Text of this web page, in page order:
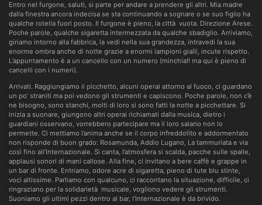
Entro nel furgone, saluti, si parte per andare a prendere gli altri. Mia madre
dalla finestra ancora indecisa se sta continuando a sognare o se suo figlio ha
qualche rotella fuori posto. Il furgone è pieno, la città vuota. Direzione Arese.
Poche parole, qualche sigaretta intermezzata da qualche sbadiglio. Arriviamo,
giriamo intorno alla fabbrica, la vedi nella sua grandezza, intravedi la sua
enorme ombra anche di notte grazie a enormi lampioni gialli, incute rispetto.
L’appuntamento è a un cancello con un numero (minchia!! ma qui è pieno di
cancelli con i numeri).
Arrivati. Raggiungiamo il picchetto, alcuni operai attorno al fuoco, ci guardano
un po’ straniti ma poi vedono gli strumenti e capiscono. Poche parole, non c’è
ne bisogno, sono stanchi, molti di loro si sono fatti la notte a picchettare. Si
inizia a suonare, giungono altri operai richiamati dalla musica, dietro i
guardiani osservano, vorrebbero partecipare ma il loro salario non lo
permette. Ci mettiamo l’anima anche se il corpo infreddolito e addormentato
non risponde di buon grado: Rosamunda, Addio Lugano, La tammuriata e via
così fino all’Internazionale. Si canta, l’atmosfera si scalda, pacche sulle spalle,
applausi sonori di mani callose. Alla fine, ci invitano a bere caffè e grappe in
un bar di fronte. Entriamo, odore acre di sigaretta, pieno di tute blu stinte,
voci altissime. Parliamo con qualcuno, ci raccontano la situazione, difficile, ci
ringraziano per la solidarietà musicale, vogliono vedere gli strumenti.
Suoniamo gli ultimi pezzi dentro al bar, l’Internazionale è da brivido.